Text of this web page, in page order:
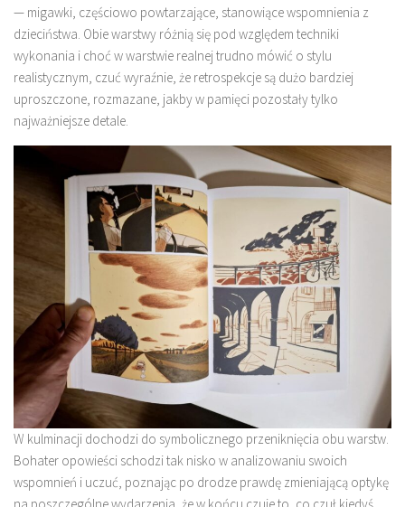
— migawki, częściowo powtarzające, stanowiące wspomnienia z
dzieciństwa. Obie warstwy różnią się pod względem techniki
wykonania i choć w warstwie realnej trudno mówić o stylu
realistycznym, czuć wyraźnie, że retrospekcje są dużo bardziej
uproszczone, rozmazane, jakby w pamięci pozostały tylko
najważniejsze detale.
W kulminacji dochodzi do symbolicznego przeniknięcia obu warstw.
Bohater opowieści schodzi tak nisko w analizowaniu swoich
wspomnień i uczuć, poznając po drodze prawdę zmieniającą optykę